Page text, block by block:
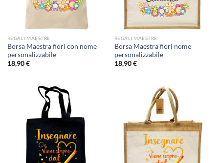
REGALI MAESTRE
Borsa Maestra fiori con nome
personalizzabile
18,90€
REGALI MAESTRE
Borsa Maestra fiori nome
personalizzabile
18,90€